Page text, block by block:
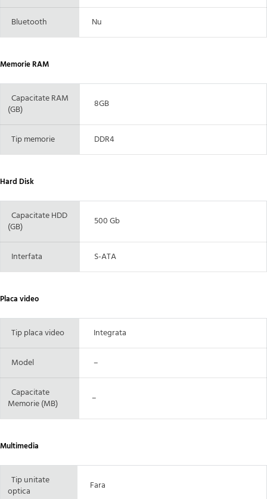
Bluetooth Nu
Memorie RAM
Capacitate RAM
(GB)
8GB
Tip memorie DDR4
Hard Disk
Capacitate HDD
(GB)
500 Gb
Interfata S-ATA
Placa video
Tip placa video Integrata
Model –
Capacitate
Memorie (MB)
–
Multimedia
Tip unitate
optica
Fara